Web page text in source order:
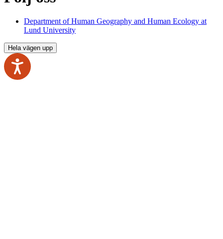
Department of Human Geography and Human Ecology at
Lund University
Hela vägen upp